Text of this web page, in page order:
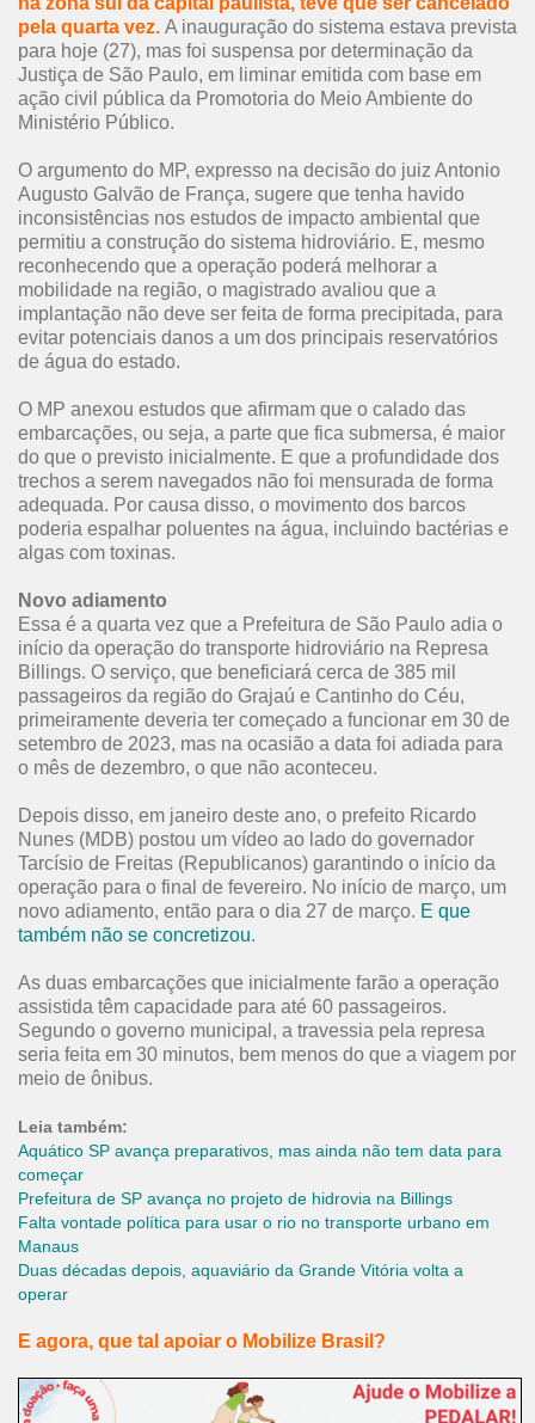
pela quarta vez. A inauguração do sistema estava prevista
para hoje (27), mas foi suspensa por determinação da
Justiça de São Paulo, em liminar emitida com base em
ação civil pública da Promotoria do Meio Ambiente do
Ministério Público.
O argumento do MP, expresso na decisão do juiz Antonio
Augusto Galvão de França, sugere que tenha havido
inconsistências nos estudos de impacto ambiental que
permitiu a construção do sistema hidroviário. E, mesmo
reconhecendo que a operação poderá melhorar a
mobilidade na região, o magistrado avaliou que a
implantação não deve ser feita de forma precipitada, para
evitar potenciais danos a um dos principais reservatórios
de água do estado.
O MP anexou estudos que afirmam que o calado das
embarcações, ou seja, a parte que fica submersa, é maior
do que o previsto inicialmente. E que a profundidade dos
trechos a serem navegados não foi mensurada de forma
adequada. Por causa disso, o movimento dos barcos
poderia espalhar poluentes na água, incluindo bactérias e
algas com toxinas.
Novo adiamento
Essa é a quarta vez que a Prefeitura de São Paulo adia o
início da operação do transporte hidroviário na Represa
Billings. O serviço, que beneficiará cerca de 385 mil
passageiros da região do Grajaú e Cantinho do Céu,
primeiramente deveria ter começado a funcionar em 30 de
setembro de 2023, mas na ocasião a data foi adiada para
o mês de dezembro, o que não aconteceu.
Depois disso, em janeiro deste ano, o prefeito Ricardo
Nunes (MDB) postou um vídeo ao lado do governador
Tarcísio de Freitas (Republicanos) garantindo o início da
operação para o final de fevereiro. No início de março, um
novo adiamento, então para o dia 27 de março. E que
também não se concretizou.
As duas embarcações que inicialmente farão a operação
assistida têm capacidade para até 60 passageiros.
Segundo o governo municipal, a travessia pela represa
seria feita em 30 minutos, bem menos do que a viagem por
meio de ônibus.
Leia também:
Aquático SP avança preparativos, mas ainda não tem data para
começar
Prefeitura de SP avança no projeto de hidrovia na Billings
Falta vontade política para usar o rio no transporte urbano em
Manaus
Duas décadas depois, aquaviário da Grande Vitória volta a
operar
E agora, que tal apoiar o Mobilize Brasil?